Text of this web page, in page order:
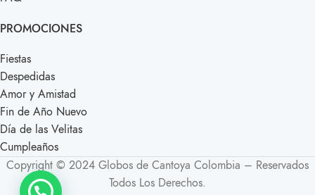
PROMOCIONES
Fiestas
Despedidas
Amor y Amistad
Fin de Año Nuevo
Día de las Velitas
Cumpleaños
Copyright © 2024 Globos de Cantoya Colombia – Reservados
Todos Los Derechos.